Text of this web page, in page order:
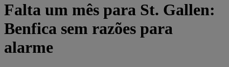
Falta um mês para St. Gallen:
Benfica sem razões para
alarme